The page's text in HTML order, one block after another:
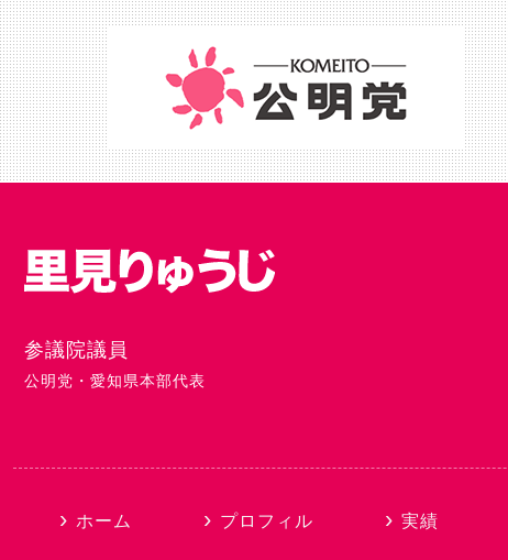
参議院議員
公明党・愛知県本部代表
ホーム プロフィル 実績